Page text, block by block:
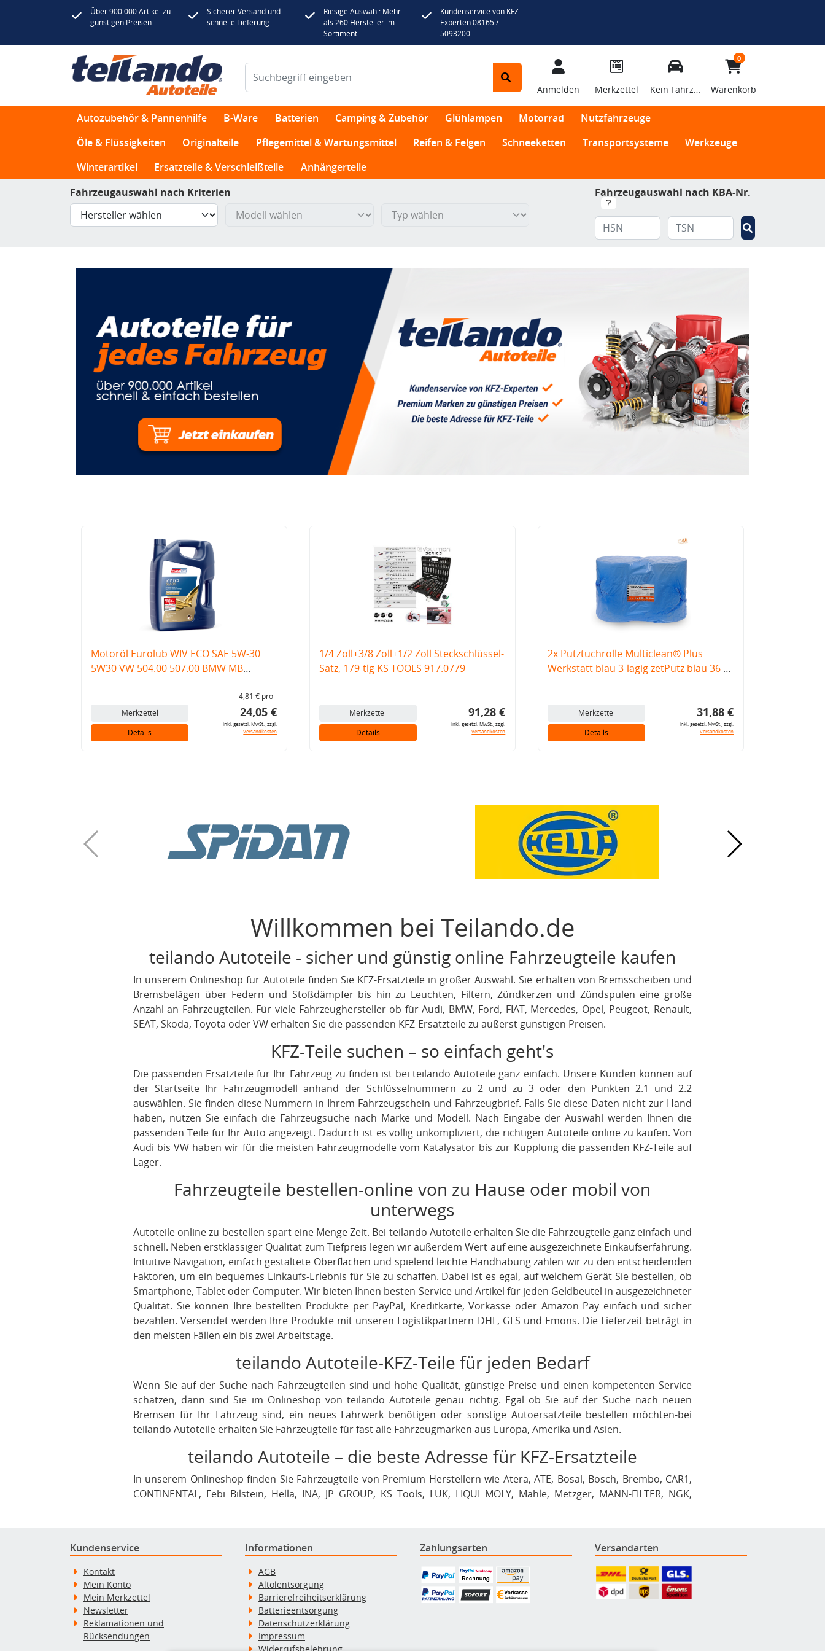
Über 900.000 Artikel zu
günstigen Preisen
Sicherer Versand und
schnelle Lieferung
Riesige Auswahl: Mehr
als 260 Hersteller im
Sortiment
Kundenservice von KFZ-
Experten 08165 /
5093200
Anmelden Merkzettel Kein Fahrzeug
0
Warenkorb
Autozubehör & Pannenhilfe B-Ware Batterien Camping & Zubehör Glühlampen Motorrad
Nutzfahrzeuge
Öle & Flüssigkeiten
Originalteile Pflegemittel & Wartungsmittel Reifen & Felgen Schneeketten Transportsysteme
Werkzeuge
Winterartikel
Ersatzteile & Verschleißteile
Anhängerteile
Fahrzeugauswahl nach Kriterien
Fahrzeugauswahl nach KBA-Nr.
Motoröl Eurolub WIV ECO SAE 5W-30
5W30 VW 504.00 507.00 BMW MB
Merkzettel
Details
4,81 € pro l
24,05 €
inkl. gesetzl. MwSt., zzgl.
Versandkosten
1/4 Zoll+3/8 Zoll+1/2 Zoll Steckschlüssel-
Satz, 179-tlg KS TOOLS 917.0779
Merkzettel
Details
91,28 €
inkl. gesetzl. MwSt., zzgl.
Versandkosten
2x Putztuchrolle Multiclean® Plus
Werkstatt blau 3-lagig zetPutz blau 36 x
Merkzettel
Details
31,88 €
inkl. gesetzl. MwSt., zzgl.
Versandkosten
Willkommen bei Teilando.de
teilando Autoteile - sicher und günstig online Fahrzeugteile kaufen
In unserem Onlineshop für Autoteile finden Sie KFZ-Ersatzteile in großer Auswahl. Sie erhalten von Bremsscheiben und
Bremsbelägen über Federn und Stoßdämpfer bis hin zu Leuchten, Filtern, Zündkerzen und Zündspulen eine große
Anzahl an Fahrzeugteilen. Für viele Fahrzeughersteller-ob für Audi, BMW, Ford, FIAT, Mercedes, Opel, Peugeot, Renault,
SEAT, Skoda, Toyota oder VW erhalten Sie die passenden KFZ-Ersatzteile zu äußerst günstigen Preisen.
KFZ-Teile suchen – so einfach geht's
Die passenden Ersatzteile für Ihr Fahrzeug zu finden ist bei teilando Autoteile ganz einfach. Unsere Kunden können auf
der Startseite Ihr Fahrzeugmodell anhand der Schlüsselnummern zu 2 und zu 3 oder den Punkten 2.1 und 2.2
auswählen. Sie finden diese Nummern in Ihrem Fahrzeugschein und Fahrzeugbrief. Falls Sie diese Daten nicht zur Hand
haben, nutzen Sie einfach die Fahrzeugsuche nach Marke und Modell. Nach Eingabe der Auswahl werden Ihnen die
passenden Teile für Ihr Auto angezeigt. Dadurch ist es völlig unkompliziert, die richtigen Autoteile online zu kaufen. Von
Audi bis VW haben wir für die meisten Fahrzeugmodelle vom Katalysator bis zur Kupplung die passenden KFZ-Teile auf
Lager.
Fahrzeugteile bestellen-online von zu Hause oder mobil von
unterwegs
Autoteile online zu bestellen spart eine Menge Zeit. Bei teilando Autoteile erhalten Sie die Fahrzeugteile ganz einfach und
schnell. Neben erstklassiger Qualität zum Tiefpreis legen wir außerdem Wert auf eine ausgezeichnete Einkaufserfahrung.
Intuitive Navigation, einfach gestaltete Oberflächen und spielend leichte Handhabung zählen wir zu den entscheidenden
Faktoren, um ein bequemes Einkaufs-Erlebnis für Sie zu schaffen. Dabei ist es egal, auf welchem Gerät Sie bestellen, ob
Smartphone, Tablet oder Computer. Wir bieten Ihnen besten Service und Artikel für jeden Geldbeutel in ausgezeichneter
Qualität. Sie können Ihre bestellten Produkte per PayPal, Kreditkarte, Vorkasse oder Amazon Pay einfach und sicher
bezahlen. Versendet werden Ihre Produkte mit unseren Logistikpartnern DHL, GLS und Emons. Die Lieferzeit beträgt in
den meisten Fällen ein bis zwei Arbeitstage.
teilando Autoteile-KFZ-Teile für jeden Bedarf
Wenn Sie auf der Suche nach Fahrzeugteilen sind und hohe Qualität, günstige Preise und einen kompetenten Service
schätzen, dann sind Sie im Onlineshop von teilando Autoteile genau richtig. Egal ob Sie auf der Suche nach neuen
Bremsen für Ihr Fahrzeug sind, ein neues Fahrwerk benötigen oder sonstige Autoersatzteile bestellen möchten-bei
teilando Autoteile erhalten Sie Fahrzeugteile für fast alle Fahrzeugmarken aus Europa, Amerika und Asien.
teilando Autoteile – die beste Adresse für KFZ-Ersatzteile
In unserem Onlineshop finden Sie Fahrzeugteile von Premium Herstellern wie Atera, ATE, Bosal, Bosch, Brembo, CAR1,
CONTINENTAL, Febi Bilstein, Hella, INA, JP GROUP, KS Tools, LUK, LIQUI MOLY, Mahle, Metzger, MANN-FILTER, NGK,
Kundenservice
Kontakt
Mein Konto
Mein Merkzettel
Newsletter
Reklamationen und
Rücksendungen
Informationen
AGB
Altölentsorgung
Barrierefreiheitserklärung
Batterieentsorgung
Datenschutzerklärung
Impressum
Zahlungsarten Versandarten